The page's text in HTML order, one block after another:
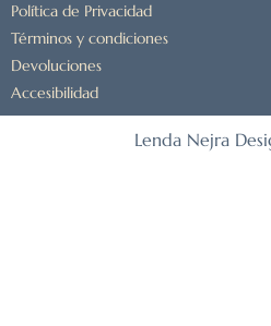
Política de Privacidad
Términos y condiciones
Devoluciones
Accesibilidad
Lenda Nejra